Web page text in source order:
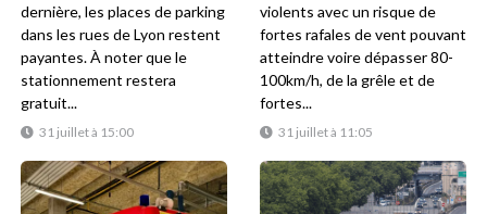
31 juillet à 15:00
dernière, les places de parking
dans les rues de Lyon restent
payantes. À noter que le
stationnement restera
gratuit...
31 juillet à 11:05
violents avec un risque de
fortes rafales de vent pouvant
atteindre voire dépasser 80-
100km/h, de la grêle et de
fortes...